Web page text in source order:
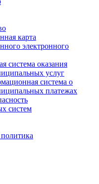
карта
электронного
система оказания
услуг
система о
платежах
систем